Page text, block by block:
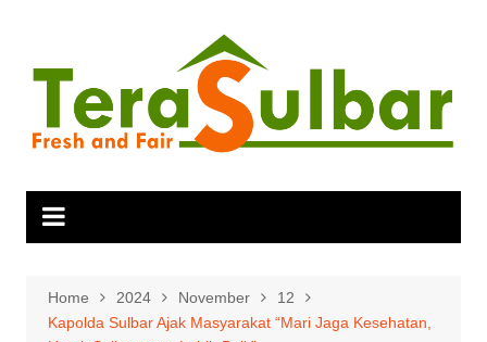
content
Home 2024 November
12
Kapolda Sulbar Ajak Masyarakat “Mari Jaga Kesehatan,